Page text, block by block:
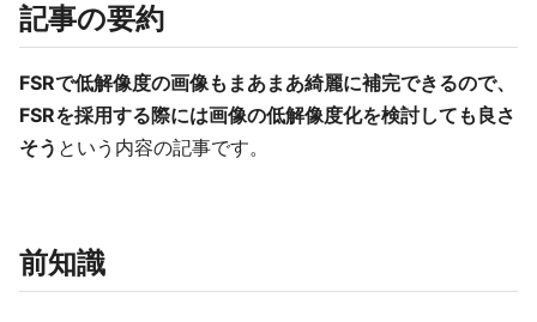
記事の要約
FSRで低解像度の画像もまあまあ綺麗に補完できるので、
FSRを採用する際には画像の低解像度化を検討しても良さ
そう という内容の記事です。
前知識